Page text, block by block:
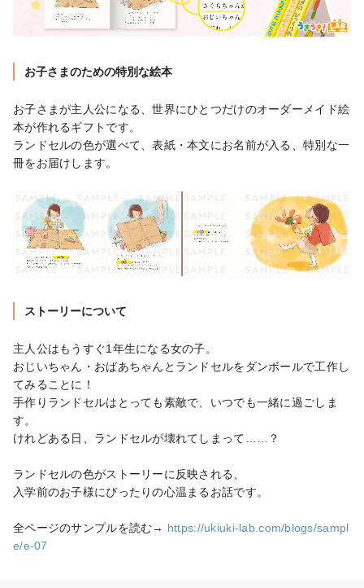
お子さまのための特別な絵本
お子さまが主人公になる、世界にひとつだけのオーダーメイド絵
本が作れるギフトです。
ランドセルの色が選べて、表紙・本文にお名前が入る、特別な一
ストーリーについて
主人公はもうすぐ1年生になる女の子。
おじいちゃん・おばあちゃんとランドセルをダンボールで工作し
てみることに！
手作りランドセルはとっても素敵で、いつでも一緒に過ごしま
す。
けれどある日、ランドセルが壊れてしまって……？
ランドセルの色がストーリーに反映される、
入学前のお子様にぴったりの心温まるお話です。
全ページのサンプルを読む→ https://ukiuki-lab.com/blogs/sampl
e/e-07